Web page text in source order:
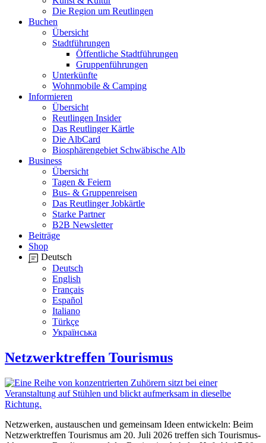
Die Region um Reutlingen
Buchen
Übersicht
Stadtführungen
Öffentliche Stadtführungen
Gruppenführungen
Unterkünfte
Wohnmobile & Camping
Informieren
Übersicht
Reutlingen Insider
Das Reutlinger Kärtle
Die AlbCard
Biosphärengebiet Schwäbische Alb
Business
Übersicht
Tagen & Feiern
Bus- & Gruppenreisen
Das Reutlinger Jobkärtle
Starke Partner
B2B Newsletter
Beiträge
Shop
Deutsch
Deutsch
English
Français
Español
Italiano
Türkçe
Українська
Netzwerktreffen Tourismus
Netzwerken, austauschen und gemeinsam Ideen entwickeln: Beim
Netzwerktreffen Tourismus am 20. Juli 2026 treffen sich Tourismus-